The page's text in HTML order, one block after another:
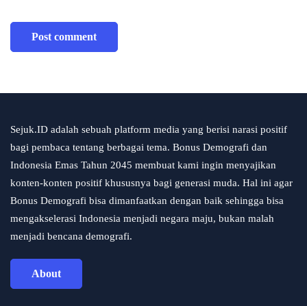
Sejuk.ID adalah sebuah platform media yang berisi narasi positif
bagi pembaca tentang berbagai tema. Bonus Demografi dan
Indonesia Emas Tahun 2045 membuat kami ingin menyajikan
konten-konten positif khususnya bagi generasi muda. Hal ini agar
Bonus Demografi bisa dimanfaatkan dengan baik sehingga bisa
mengakselerasi Indonesia menjadi negara maju, bukan malah
menjadi bencana demografi.
About